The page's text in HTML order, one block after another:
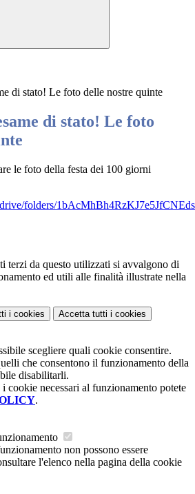
di stato! Le foto delle nostre quinte
di stato! Le foto
le foto della festa dei 100 giorni
folders/
terzi da questo utilizzati si avvalgono di
ed utili alle finalità illustrate nella
i cookies Accetta tutti i cookies
scegliere quali cookie consentire.
che consentono il funzionamento della
disabilitarli.
cookie necessari al funzionamento potete
.
non possono essere
l'elenco nella pagina della cookie